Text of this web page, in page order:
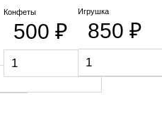
Конфеты
500 ₽
Игрушка
850 ₽